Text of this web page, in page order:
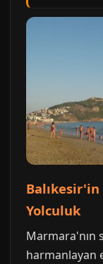
Balıkesir'in
Yolculuk
Marmara'nın
harmanlayan